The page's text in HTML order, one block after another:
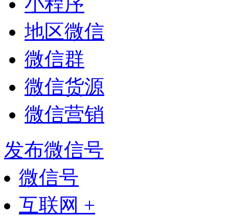
地区微信
微信群
微信货源
微信营销
发布微信号
微信号
互联网 +